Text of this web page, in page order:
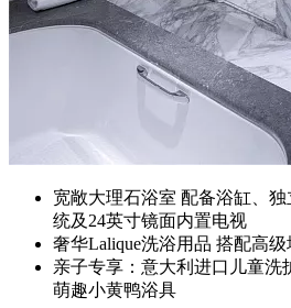
宽敞大理石浴室 配备浴缸、
统及24英寸镜面内置电视
奢华Lalique洗浴用品 搭配高
亲子专享：意大利进口儿童洗
萌趣小黄鸭浴具